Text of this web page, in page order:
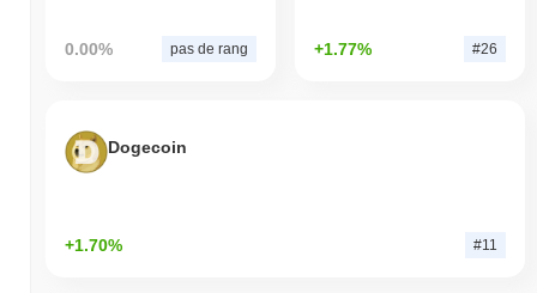
0.00% pas de rang +1.77% #26
Dogecoin
+1.70% #11